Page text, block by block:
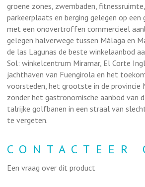
groene zones, zwembaden,
parkeerplaats en berging gelegen op
met een onovertroffen commercieel
gelegen halverwege tussen Málaga en
de las Lagunas de beste winkelaanbod
Sol: winkelcentrum Miramar, El Corte
jachthaven van Fuengirola en het
voorsteden, het grootste in de provincie
zonder het gastronomische aanbod van
talrijke golfbanen in een straal van
te vergeten.
CONTACTEER
Een vraag over dit product